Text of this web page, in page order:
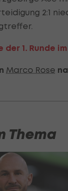
2:1
1. Runde
Marco Rose
Thema